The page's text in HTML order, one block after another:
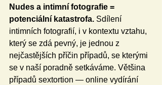
Nudes a intimní fotografie =
potenciální katastrofa. Sdílení
intimních fotografií, i v kontextu vztahu,
který se zdá pevný, je jednou z
nejčastějších příčin případů, se kterými
se v naší poradně setkáváme. Většina
případů sextortion — online vydírání